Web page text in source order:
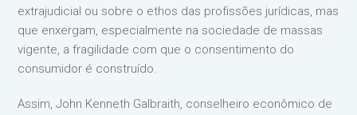
extrajudicial ou sobre o ethos das profissões jurídicas, mas
que enxergam, especialmente na sociedade de massas
vigente, a fragilidade com que o consentimento do
consumidor é construído.
Assim, John Kenneth Galbraith, conselheiro econômico de